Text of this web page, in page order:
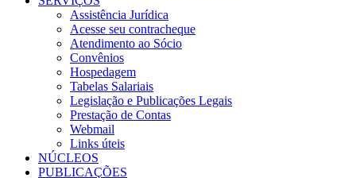
Assistência Jurídica
Acesse seu contracheque
Atendimento ao Sócio
Convênios
Hospedagem
Tabelas Salariais
Legislação e Publicações Legais
Prestação de Contas
Webmail
Links úteis
NÚCLEOS
PUBLICAÇÕES